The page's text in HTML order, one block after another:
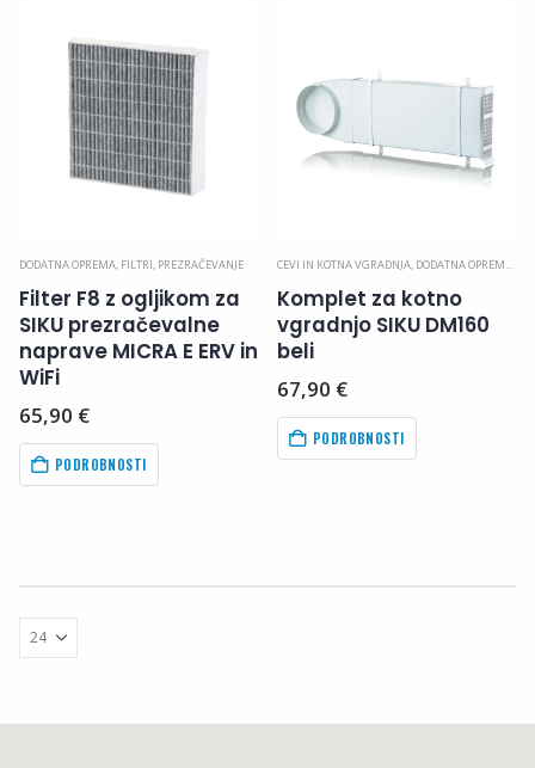
DODATNA OPREMA, FILTRI, PREZRAČEVANJE
Filter F8 z ogljikom za
SIKU prezračevalne
naprave MICRA E ERV in
WiFi
65,90 €
PODROBNOSTI
CEVI IN KOTNA VGRADNJA, DODATNA OPREMA ,
Komplet za kotno
vgradnjo SIKU DM160
beli
67,90 €
PODROBNOSTI